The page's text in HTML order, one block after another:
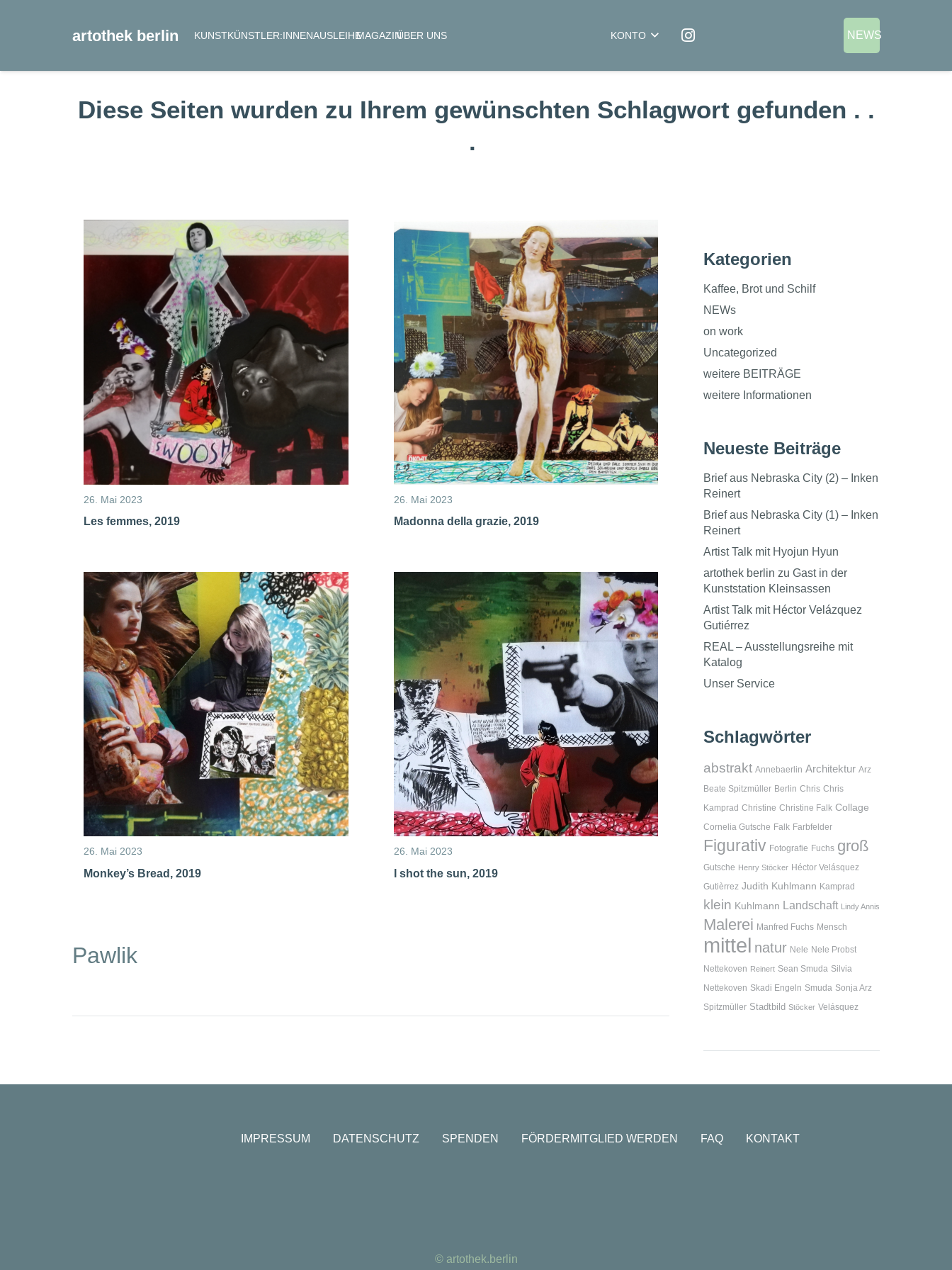
artothek berlin KUNSTKÜNSTLER:INNENAUSLEIHEMAGAZINÜBER UNS KONTO NEWS
Diese Seiten wurden zu Ihrem gewünschten Schlagwort gefunden . .
.
26. Mai 2023
Les femmes, 2019
26. Mai 2023
Madonna della grazie, 2019
26. Mai 2023
Monkey’s Bread, 2019
26. Mai 2023
I shot the sun, 2019
Pawlik
Kategorien
Kaffee, Brot und Schilf
NEWs
on work
Uncategorized
weitere BEITRÄGE
weitere Informationen
Neueste Beiträge
Brief aus Nebraska City (2) – Inken
Reinert
Brief aus Nebraska City (1) – Inken
Reinert
Artist Talk mit Hyojun Hyun
artothek berlin zu Gast in der
Kunststation Kleinsassen
Artist Talk mit Héctor Velázquez
Gutiérrez
REAL – Ausstellungsreihe mit
Katalog
Unser Service
Schlagwörter
abstrakt Annebaerlin Architektur Arz
Beate Spitzmüller Berlin Chris Chris
Kamprad Christine Christine Falk Collage
Cornelia Gutsche Falk Farbfelder
Figurativ Fotografie Fuchs groß
Gutsche Henry Stöcker Héctor Velásquez
Gutièrrez Judith Kuhlmann Kamprad
klein Kuhlmann Landschaft Lindy Annis
Malerei Manfred Fuchs Mensch
mittel natur Nele Nele Probst
Nettekoven Reinert Sean Smuda Silvia
Nettekoven Skadi Engeln Smuda Sonja Arz
Spitzmüller Stadtbild Stöcker Velásquez
IMPRESSUM DATENSCHUTZ SPENDEN FÖRDERMITGLIED WERDEN FAQ KONTAKT
© artothek.berlin